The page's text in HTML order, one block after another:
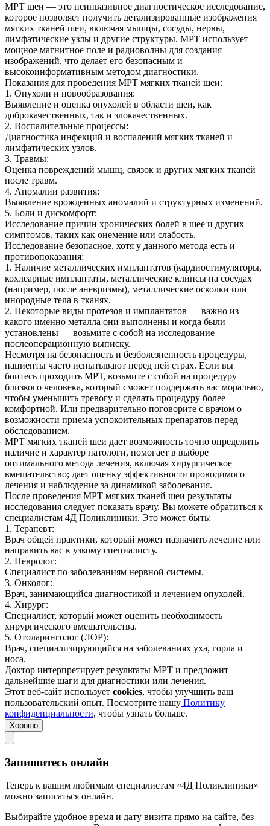
МРТ шеи — это неинвазивное диагностическое исследование,
которое позволяет получить детализированные изображения
мягких тканей шеи, включая мышцы, сосуды, нервы,
лимфатические узлы и другие структуры. МРТ использует
мощное магнитное поле и радиоволны для создания
изображений, что делает его безопасным и
высокоинформативным методом диагностики.
Показания для проведения МРТ мягких тканей шеи:
1. Опухоли и новообразования:
Выявление и оценка опухолей в области шеи, как
доброкачественных, так и злокачественных.
2. Воспалительные процессы:
Диагностика инфекций и воспалений мягких тканей и
лимфатических узлов.
3. Травмы:
Оценка повреждений мышц, связок и других мягких тканей
после травм.
4. Аномалии развития:
Выявление врожденных аномалий и структурных изменений.
5. Боли и дискомфорт:
Исследование причин хронических болей в шее и других
симптомов, таких как онемение или слабость.
Исследование безопасное, хотя у данного метода есть и
противопоказания:
1. Наличие металлических имплантатов (кардиостимуляторы,
кохлеарные имплантаты, металлические клипсы на сосудах
(например, после аневризмы), металлические осколки или
инородные тела в тканях.
2. Некоторые виды протезов и имплантатов — важно из
какого именно металла они выполнены и когда были
установлены — возьмите с собой на исследование
послеоперационную выписку.
Несмотря на безопасность и безболезненность процедуры,
пациенты часто испытывают перед ней страх. Если вы
боитесь проходить МРТ, возьмите с собой на процедуру
близкого человека, который сможет поддержать вас морально,
чтобы уменьшить тревогу и сделать процедуру более
комфортной. Или предварительно поговорите с врачом о
возможности приема успокоительных препаратов перед
обследованием.
МРТ мягких тканей шеи дает возможность точно определить
наличие и характер патологи, помогает в выборе
оптимального метода лечения, включая хирургическое
вмешательство; дает оценку эффективности проводимого
лечения и наблюдение за динамикой заболевания.
После проведения МРТ мягких тканей шеи результаты
исследования следует показать врачу. Вы можете обратиться к
специалистам 4Д Поликлиники. Это может быть:
1. Терапевт:
Врач общей практики, который может назначить лечение или
направить вас к узкому специалисту.
2. Невролог:
Специалист по заболеваниям нервной системы.
3. Онколог:
Врач, занимающийся диагностикой и лечением опухолей.
4. Хирург:
Специалист, который может оценить необходимость
хирургического вмешательства.
5. Отоларинголог (ЛОР):
Врач, специализирующийся на заболеваниях уха, горла и
носа.
Доктор интерпретирует результаты МРТ и предложит
дальнейшие шаги для диагностики или лечения.
Этот веб-сайт использует cookies, чтобы улучшить ваш
пользовательский опыт. Посмотрите нашу Политику
конфиденциальности, чтобы узнать больше.
Хорошо
Запишитесь онлайн
Теперь к вашим любимым специалистам «4Д Поликлиники»
можно записаться онлайн.
Выбирайте удобное время и дату визита прямо на сайте, без